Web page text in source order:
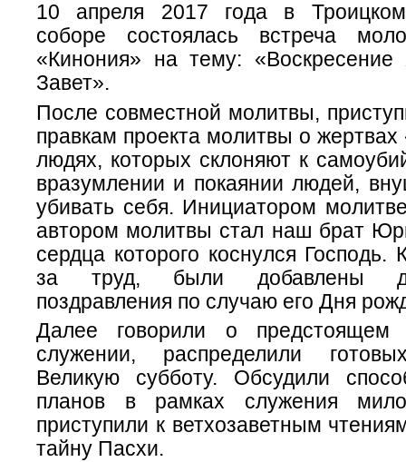
10 апреля 2017 года в Троицком
соборе состоялась встреча
«Кинония» на тему: «Воскресение
Завет».
После совместной молитвы,
правкам проекта молитвы о жертвах
людях, которых склоняют к
вразумлении и покаянии людей,
убивать себя. Инициатором
автором молитвы стал наш брат
сердца которого коснулся Господь.
за труд, были добавлены
поздравления по случаю его Дня
Далее говорили о предстоящем
служении, распределили
Великую субботу. Обсудили
планов в рамках служения
приступили к ветхозаветным
тайну Пасхи.